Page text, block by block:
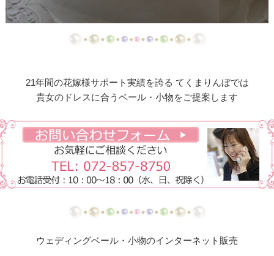
【ドレスリメイク】モカベージュのリボンがキュー
ト♪オーバードレス＆ベビードレス
チ
ードレス
【ドレスリメイク】クッションカバー＆ポーチ
【ドレスリメイク】ミトン＆スタイ
【ドレスリメイク】シンプルキュートなベビードレ
21年間の花嫁様サポート実績を誇る てくまりんぼでは
貴女のドレスに合うベール・小物をご提案します
ウェディングベール・小物のインターネット販売